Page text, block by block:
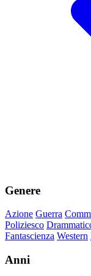
Genere
Azione Guerra
Poliziesco
Fantascienza Western
Anni